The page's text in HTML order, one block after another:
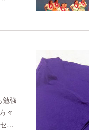
勉強
々
セ…